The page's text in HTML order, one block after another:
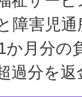
障害児
月分の
過分を